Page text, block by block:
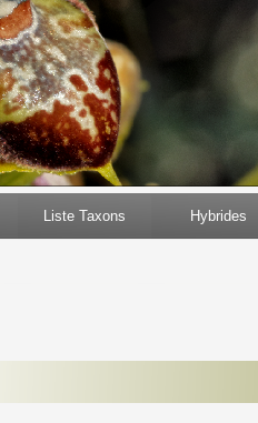
Liste Taxons Hybrides